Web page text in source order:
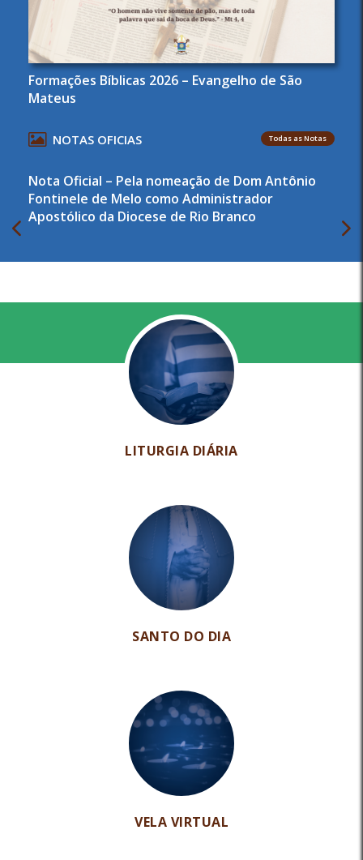
Formações Bíblicas 2026 – Evangelho de São
Mateus
NOTAS OFICIAS Todas as Notas
Nota Oficial – Pela nomeação de Dom Antônio
Fontinele de Melo como Administrador
Apostólico da Diocese de Rio Branco
LITURGIA DIÁRIA
SANTO DO DIA
VELA VIRTUAL